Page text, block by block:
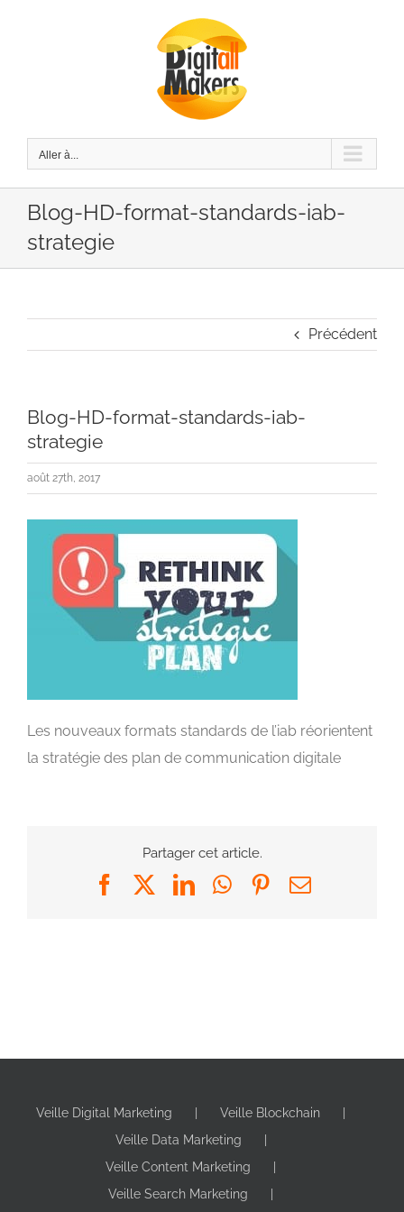
Aller à...
Blog-HD-format-standards-iab-
strategie
Précédent
Blog-HD-format-standards-iab-
strategie
août 27th, 2017
Les nouveaux formats standards de l’iab réorientent
la stratégie des plan de communication digitale
Partager cet article.
FacebookLinkedInWhatsApp
Pinterest
Email
Veille Digital Marketing
Veille Blockchain
Veille Data Marketing
Veille Content Marketing
Veille Search Marketing